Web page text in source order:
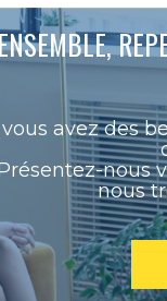
avez des
nous
nous